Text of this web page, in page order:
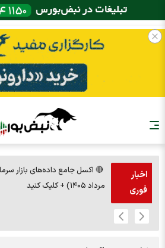
اخبار
فوری
مرداد ۱۴۰۵) + کلیک کنید